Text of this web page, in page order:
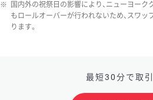
※
国内外の祝祭日の影響により、ニューヨー
もロールオーバーが行われないため、スワ
ります。
最短30分で取引